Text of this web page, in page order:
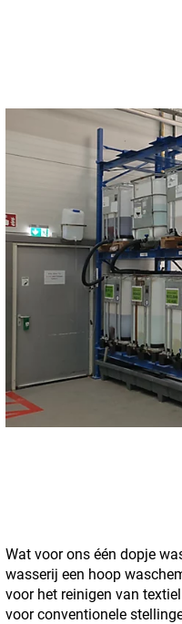
Wat voor ons één dopje
wasserij een hoop
voor het reinigen van
voor conventionele